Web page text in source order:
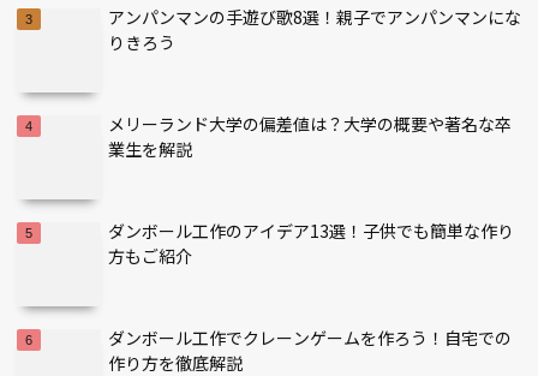
アンパンマンの手遊び歌8選！親子でアンパンマンにな
りきろう
メリーランド大学の偏差値は？大学の概要や著名な卒
業生を解説
ダンボール工作のアイデア13選！子供でも簡単な作り
方もご紹介
ダンボール工作でクレーンゲームを作ろう！自宅での
作り方を徹底解説